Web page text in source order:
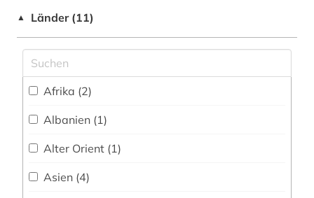
pali (1)
paschtu (1)
persien (1)
▲ Länder (11)
Afrika (2)
Albanien (1)
Alter Orient (1)
Asien (4)